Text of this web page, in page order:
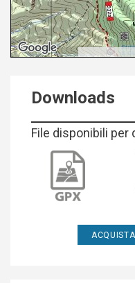
Downloads
File disponibili